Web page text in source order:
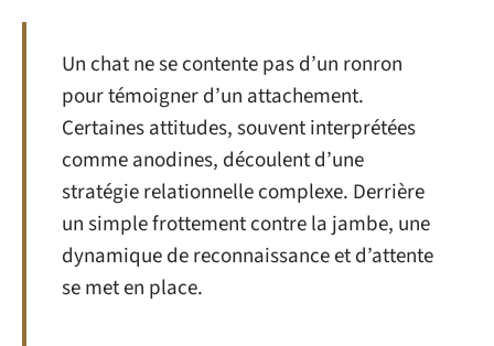
Un chat ne se contente pas d’un ronron
pour témoigner d’un attachement.
Certaines attitudes, souvent interprétées
comme anodines, découlent d’une
stratégie relationnelle complexe. Derrière
un simple frottement contre la jambe, une
dynamique de reconnaissance et d’attente
se met en place.